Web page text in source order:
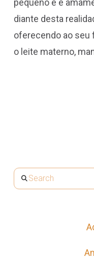
diante desta
oferecendo ao seu
o leite materno,
Search